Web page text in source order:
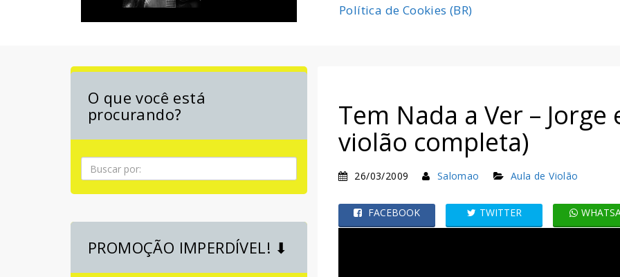
Política de Cookies (BR)
O que você está
procurando?
Pesquisa
PROMOÇÃO IMPERDÍVEL! ⬇
Tem Nada a Ver –
violão completa)
26/03/2009 Salomao Aula de Violão
FACEBOOK TWITTER